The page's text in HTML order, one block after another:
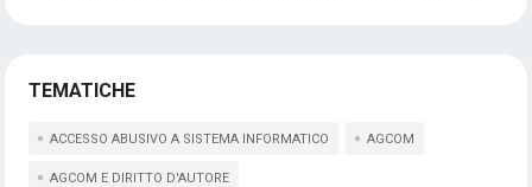
TEMATICHE
ACCESSO ABUSIVO A SISTEMA INFORMATICO AGCOM
AGCOM E DIRITTO D'AUTORE